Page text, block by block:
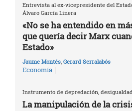
Entrevista al ex-vicepresidente del
Álvaro García Linera
«No se ha entendido en
que quería decir Marx
Estado»
Jaume Montés, Gerard Serralabós
Economía |
Instrumento de depredación,
La manipulación de la